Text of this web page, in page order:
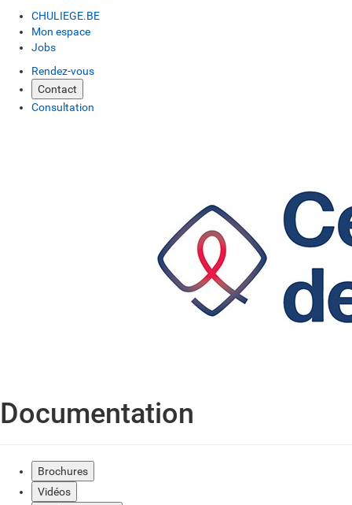
CHULIEGE.BE
Mon espace
Jobs
Rendez-vous
Contact
Consultation
Documentation
Brochures
Vidéos